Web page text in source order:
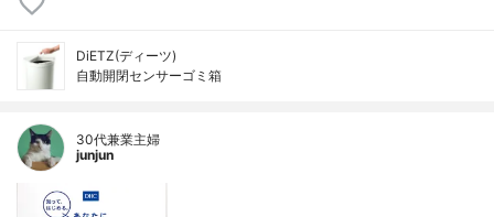
DiETZ(ディーツ)
自動開閉センサーゴミ箱
30代兼業主婦
junjun